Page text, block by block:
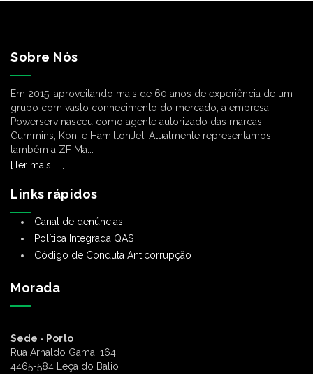
Sobre Nós
Em 2015, aproveitando mais de 60 anos de experiência de um
grupo com vasto conhecimento do mercado, a empresa
Powerserv nasceu como agente autorizado das marcas
Cummins, Koni e HamiltonJet. Atualmente representamos
também a ZF Ma...
[ ler mais ... ]
Links rápidos
Canal de denúncias
Política Integrada QAS
Código de Conduta Anticorrupção
Morada
Sede - Porto
Rua Arnaldo Gama, 164
4465-584 Leça do Balio